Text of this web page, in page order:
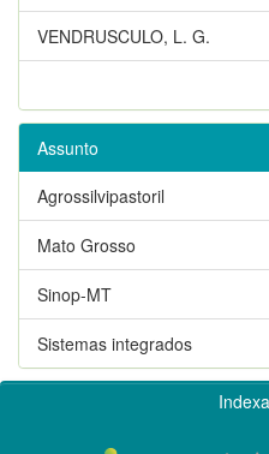
VENDRUSCULO, L. G.
Assunto
Agrossilvipastoril
Mato Grosso
Sinop-MT
Sistemas integrados